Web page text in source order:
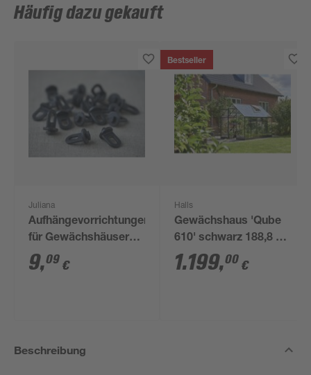
Häufig dazu gekauft
Juliana
Aufhängevorrichtungen
für Gewächshäuser
schwarz 20 Stück
9,09 €
Bestseller
Halls
Gewächshaus 'Qube
610' schwarz 188,8 x
312,6 cm mit 3 mm
Sicherheitsglas
1.199,00 €
Beschreibung